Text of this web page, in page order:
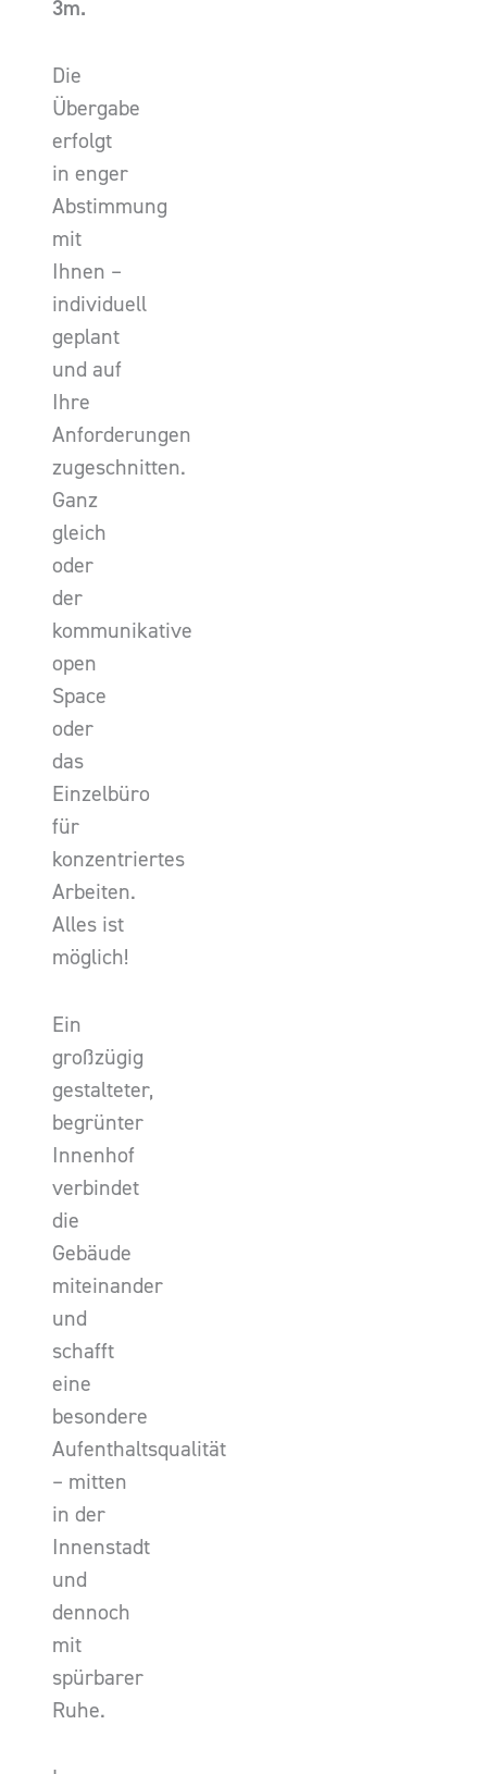
3m.
Die
Übergabe
erfolgt
in enger
Abstimmung
mit
Ihnen –
individuell
geplant
und auf
Ihre
Anforderungen
zugeschnitten.
Ganz
gleich
oder
der
kommunikative
open
Space
oder
das
Einzelbüro
für
konzentriertes
Arbeiten.
Alles ist
möglich!
Ein
großzügig
gestalteter,
begrünter
Innenhof
verbindet
die
Gebäude
miteinander
und
schafft
eine
besondere
Aufenthaltsqualität
– mitten
in der
Innenstadt
und
dennoch
mit
spürbarer
Ruhe.